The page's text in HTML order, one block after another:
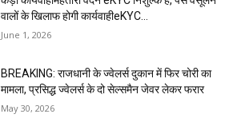
वालों के खिलाफ होगी कार्यवाहीeKYC...
June 1, 2026
BREAKING: राजधानी के ज्वेलर्स दुकान में फिर चोरी का
मामला, प्रसिद्ध ज्वेलर्स के दो सेल्समैन जेवर लेकर फरार
May 30, 2026